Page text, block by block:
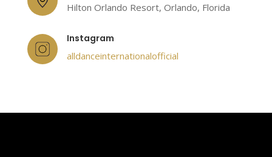
Hilton Orlando Resort, Orlando, Florida
Instagram
alldanceinternationalofficial